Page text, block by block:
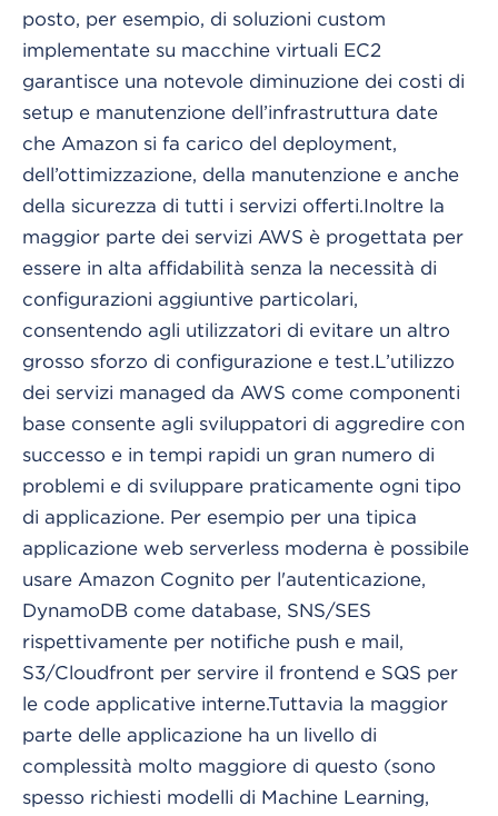
posto, per esempio, di soluzioni custom
implementate su macchine virtuali EC2
garantisce una notevole diminuzione dei costi di
setup e manutenzione dell’infrastruttura date
che Amazon si fa carico del deployment,
dell’ottimizzazione, della manutenzione e anche
della sicurezza di tutti i servizi offerti.Inoltre la
maggior parte dei servizi AWS è progettata per
essere in alta affidabilità senza la necessità di
configurazioni aggiuntive particolari,
consentendo agli utilizzatori di evitare un altro
grosso sforzo di configurazione e test.L’utilizzo
dei servizi managed da AWS come componenti
base consente agli sviluppatori di aggredire con
successo e in tempi rapidi un gran numero di
problemi e di sviluppare praticamente ogni tipo
di applicazione. Per esempio per una tipica
applicazione web serverless moderna è possibile
usare Amazon Cognito per l'autenticazione,
DynamoDB come database, SNS/SES
rispettivamente per notifiche push e mail,
S3/Cloudfront per servire il frontend e SQS per
le code applicative interne.Tuttavia la maggior
parte delle applicazione ha un livello di
complessità molto maggiore di questo (sono
spesso richiesti modelli di Machine Learning,